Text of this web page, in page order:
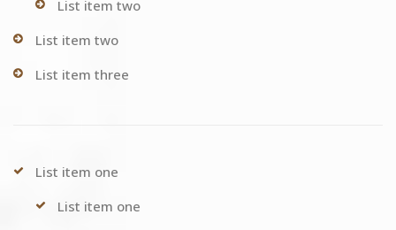
List item two
List item two
List item three
List item one
List item one